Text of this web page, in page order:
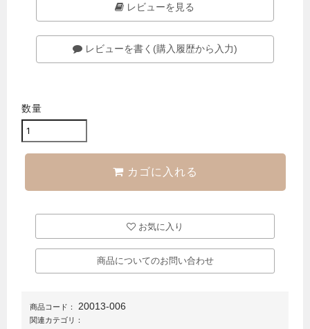
レビューを見る
レビューを書く(購入履歴から入力)
数量
カゴに入れる
お気に入り
商品についてのお問い合わせ
商品コード： 20013-006
関連カテゴリ：